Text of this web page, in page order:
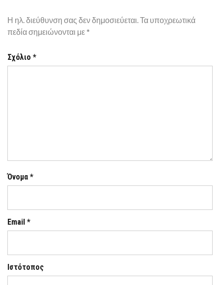
Η ηλ. διεύθυνση σας δεν δημοσιεύεται.Τα υποχρεωτικά
πεδία σημειώνονται με *
Σχόλιο *
Όνομα *
Email *
Ιστότοπος